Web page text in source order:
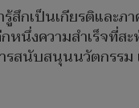
สึกเป็นเกียรติและภ
นึ่งความสำเร็จที่ส
สนับสนุนนวัตกรรม